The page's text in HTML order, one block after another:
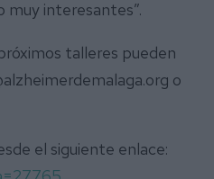
muy interesantes”.
talleres pueden
o
el siguiente enlace: